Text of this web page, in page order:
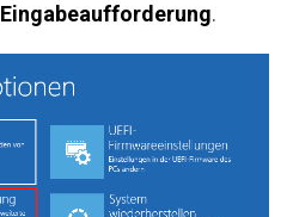
Eingabeaufforderung.